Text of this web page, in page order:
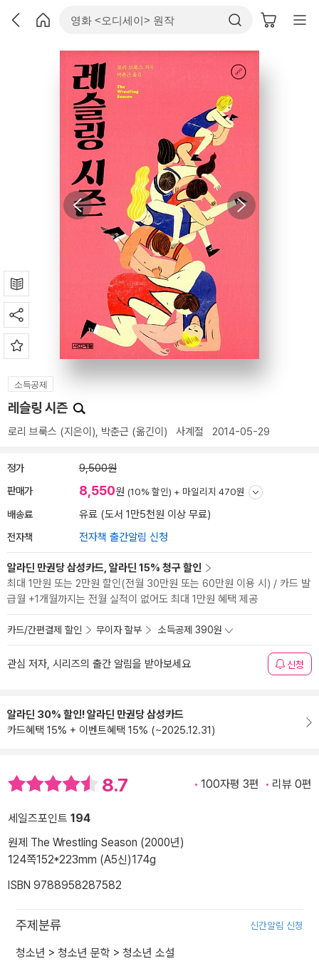
소득공제
레슬링 시즌
로리 브룩스 (지은이), 박춘근 (옮긴이) 사계절 2014-05-29
정가 9,500원
판매가 8,550원 (10% 할인) + 마일리지 470원
배송료 유료 (도서 1만5천원 이상 무료)
전자책 전자책 출간알림 신청
알라딘 만권당 삼성카드, 알라딘 15% 청구 할인
최대 1만원 또는 2만원 할인(전월 30만원 또는 60만원 이용 시) / 카드 발
급월 +1개월까지는 전월 실적이 없어도 최대 1만원 혜택 제공
카드/간편결제 할인 무이자 할부 소득공제 390원
관심 저자, 시리즈의 출간 알림을 받아보세요 신청
알라딘 30% 할인! 알라딘 만권당 삼성카드
카드혜택 15% + 이벤트혜택 15% (~2025.12.31)
8.7 100자평 3편 리뷰 0편
세일즈포인트 194
원제 The Wrestling Season (2000년)
124쪽152*223mm (A5신)174g
ISBN 9788958287582
주제분류 신간알림 신청
청소년 > 청소년 문학 > 청소년 소설